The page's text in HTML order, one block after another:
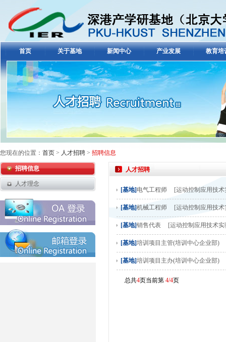
首页 关于基地 新闻中心 产业发展 教育培
您现在的位置： 首页 > 人才招聘 > 招聘信息
人才招聘
[基地] 电气工程师 [运动控制应用技
[基地]机械工程师 [运动控制应用技
[基地]销售代表 [运动控制应用技术
[基地]培训项目主管(培训中心企业部)
[基地]培训项目主办(培训中心企业部)
总共4页当前第 4/4页
招聘信息
人才理念